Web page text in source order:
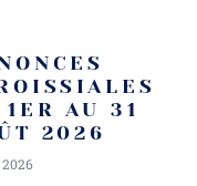
1ER AU 31
2026